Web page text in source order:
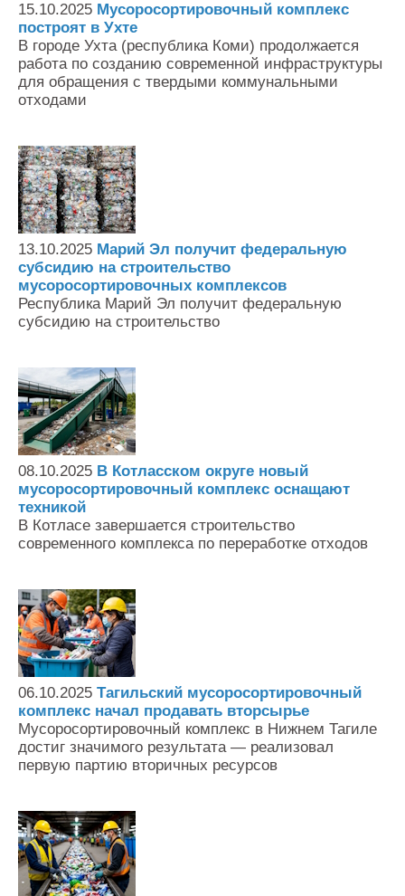
15.10.2025 Мусоросортировочный комплекс
построят в Ухте
В городе Ухта (республика Коми) продолжается
работа по созданию современной инфраструктуры
для обращения с твердыми коммунальными
отходами
13.10.2025 Марий Эл получит федеральную
субсидию на строительство
мусоросортировочных комплексов
Республика Марий Эл получит федеральную
субсидию на строительство
08.10.2025 В Котласском округе новый
мусоросортировочный комплекс оснащают
техникой
В Котласе завершается строительство
современного комплекса по переработке отходов
06.10.2025 Тагильский мусоросортировочный
комплекс начал продавать вторсырье
Мусоросортировочный комплекс в Нижнем Тагиле
достиг значимого результата — реализовал
первую партию вторичных ресурсов